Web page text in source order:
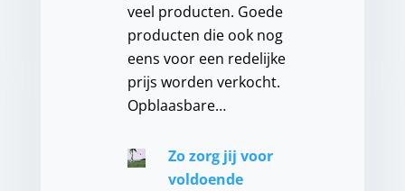
veel producten. Goede
producten die ook nog
eens voor een redelijke
prijs worden verkocht.
Opblaasbare…
Zo zorg jij voor
voldoende